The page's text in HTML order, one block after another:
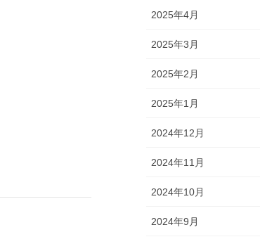
2025年4月
2025年3月
2025年2月
2025年1月
2024年12月
2024年11月
2024年10月
2024年9月